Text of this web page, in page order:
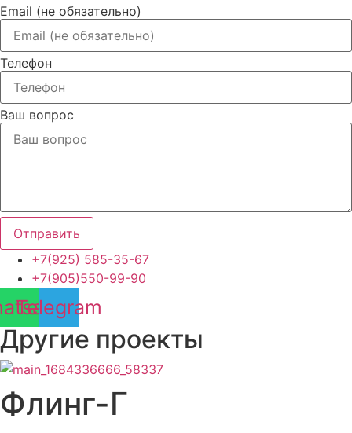
Email (не обязательно)
Телефон
Ваш вопрос
Отправить
+7(925) 585-35-67
+7(905)550-99-90
Telegram
Другие проекты
Флинг-Г